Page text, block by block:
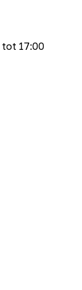
tot 17:00